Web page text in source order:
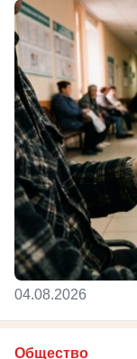
04.08.2026
Общество